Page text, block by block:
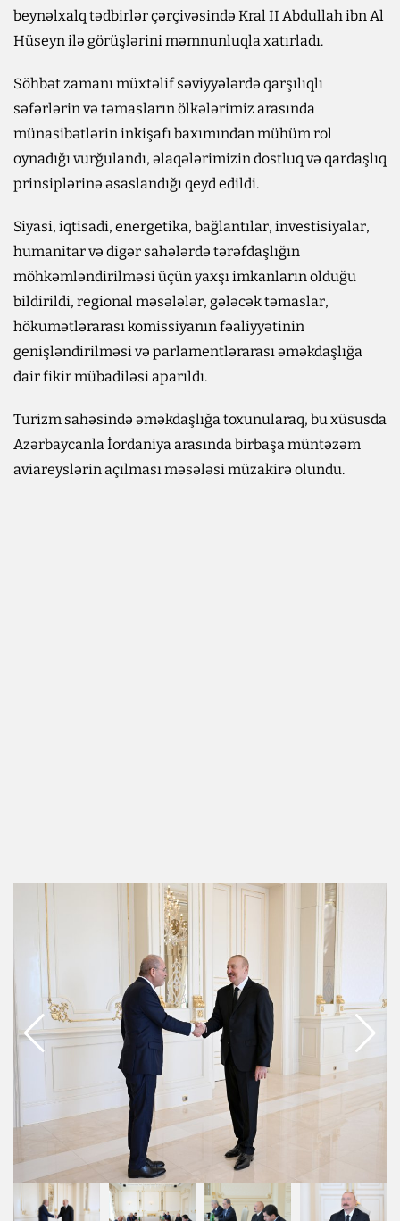
beynəlxalq tədbirlər çərçivəsində Kral II Abdullah ibn Al
Hüseyn ilə görüşlərini məmnunluqla xatırladı.
Söhbət zamanı müxtəlif səviyyələrdə qarşılıqlı
səfərlərin və təmasların ölkələrimiz arasında
münasibətlərin inkişafı baxımından mühüm rol
oynadığı vurğulandı, əlaqələrimizin dostluq və qardaşlıq
prinsiplərinə əsaslandığı qeyd edildi.
Siyasi, iqtisadi, energetika, bağlantılar, investisiyalar,
humanitar və digər sahələrdə tərəfdaşlığın
möhkəmləndirilməsi üçün yaxşı imkanların olduğu
bildirildi, regional məsələlər, gələcək təmaslar,
hökumətlərarası komissiyanın fəaliyyətinin
genişləndirilməsi və parlamentlərarası əməkdaşlığa
dair fikir mübadiləsi aparıldı.
Turizm sahəsində əməkdaşlığa toxunularaq, bu xüsusda
Azərbaycanla İordaniya arasında birbaşa müntəzəm
aviareyslərin açılması məsələsi müzakirə olundu.